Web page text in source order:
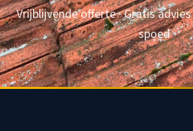
Vrijblijvende offerte · Gratis
spoed